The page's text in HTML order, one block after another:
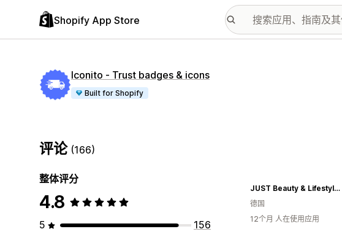
Shopify App Store
Iconito ‑ Trust badges & icons
Built for Shopify
评论 (166)
整体评分
4.8
5
156
JUST Beauty & Lifestyle Kosmetikstudio Just
德国
12个月 人在使用应用